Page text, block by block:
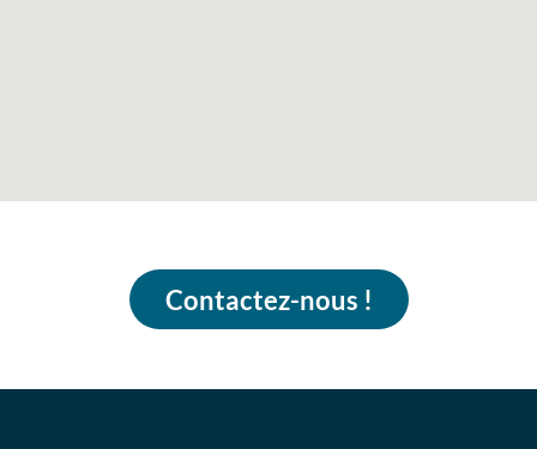
Contactez-nous !